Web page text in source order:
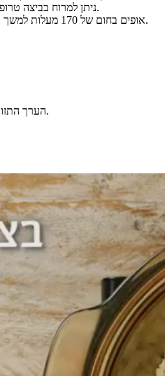
ניתן למרוח בביצה טרופה ולפזר שומשום, קצח או שניהם יחד.
אופים בחום של 170 מעלות למשך כחצי שעה עד שהבורקסים משחימים.
הערך התזונתי לא כולל את השמן לכיסוי כדורי הבצק.